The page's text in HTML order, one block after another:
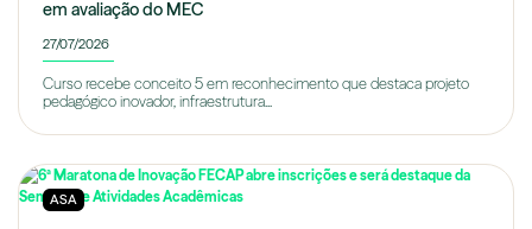
em avaliação do MEC
27/07/2026
Curso recebe conceito 5 em reconhecimento que destaca projeto
pedagógico inovador, infraestrutura...
ASA